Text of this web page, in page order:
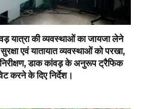
यात्रा की व्यवस्थाओं का जायजा लेने
एवं यातायात व्यवस्थाओं को परखा,
डाक कांवड़ के अनुरूप ट्रैफिक
करने के दिए निर्देश।